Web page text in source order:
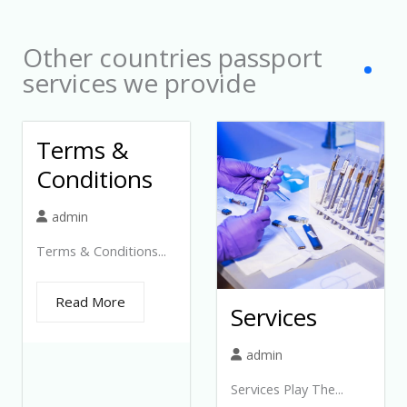
e
d
Other countries passport
services we provide
Terms &
Conditions
admin
Terms & Conditions...
Read More Services
admin
Services Play The...